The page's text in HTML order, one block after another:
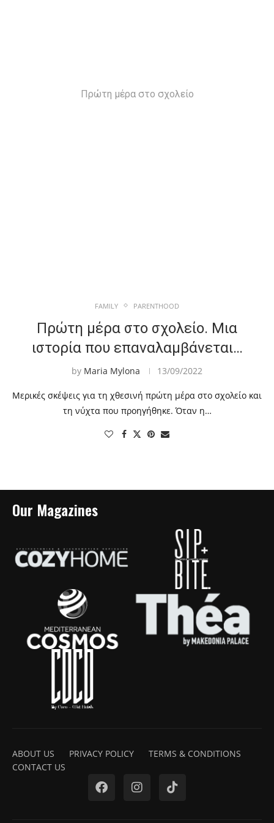
Πρώτη μέρα στο σχολείο
FAMILY PARENTHOOD
Πρώτη μέρα στο σχολείο. Μια
ιστορία που επαναλαμβάνεται…
by Maria Mylona 13/09/2022
Μερικές σκέψεις για τη χθεσινή πρώτη μέρα στο σχολείο και
τη νύχτα που προηγήθηκε. Όταν η…
Our Magazines
ABOUT US PRIVACY POLICY
TERMS & CONDITIONS
CONTACT US